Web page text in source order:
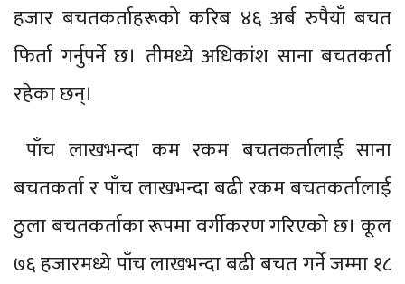
हजार बचतकर्ताहरूको करिब ४६ अर्ब रुपैयाँ बचत
फिर्ता गर्नुपर्ने छ। तीमध्ये अधिकांश साना बचतकर्ता
रहेका छन्।
पाँच लाखभन्दा कम रकम बचतकर्तालाई साना
बचतकर्ता र पाँच लाखभन्दा बढी रकम बचतकर्तालाई
ठुला बचतकर्ताका रूपमा वर्गीकरण गरिएको छ। कूल
७६ हजारमध्ये पाँच लाखभन्दा बढी बचत गर्ने जम्मा १८